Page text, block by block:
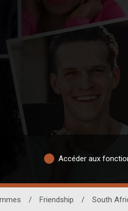
Accéder aux
/ Friendship / South